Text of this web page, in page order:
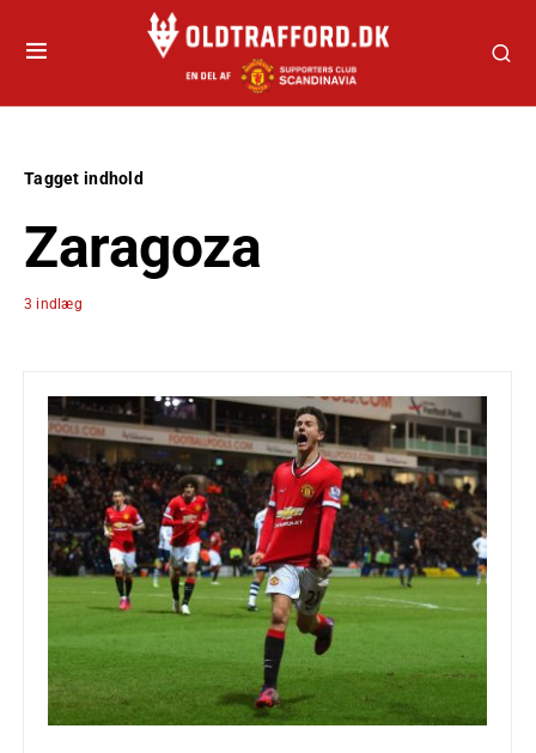
Tagget indhold
Zaragoza
3 indlæg